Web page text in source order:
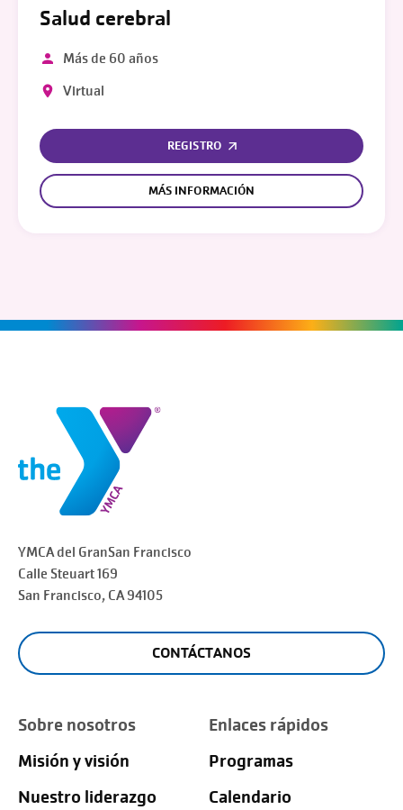
Salud cerebral
Más de 60 años
Virtual
REGISTRO
MÁS INFORMACIÓN
YMCA del GranSan Francisco
Calle Steuart 169
San Francisco, CA 94105
CONTÁCTANOS
Sobre nosotros
Misión y visión
Nuestro liderazgo
Enlaces rápidos
Programas
Calendario